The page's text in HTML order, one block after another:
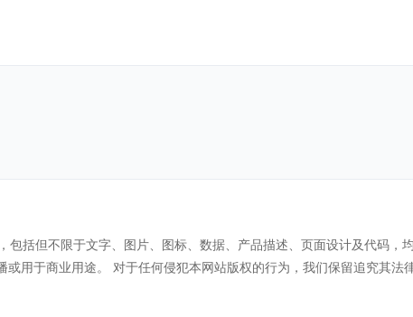
但不限于文字、图片、图标、数据、产品描述、页面设计及代码，
用于商业用途。 对于任何侵犯本网站版权的行为，我们保留追究其